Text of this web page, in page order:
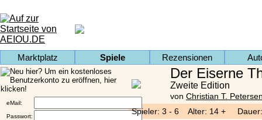
Marktplatz Spiele Rezensionen
eMail:
Passwort:
Der Eiserne
Zweite Edition
von Christian T.
Spieler: 3 - 6 Alter: 14 + Dauer: